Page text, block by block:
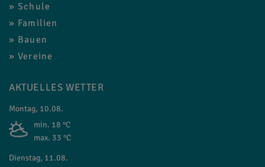
Schule
Familien
Bauen
Vereine
AKTUELLES WETTER
Montag, 10.08.
min. 18 °C
max. 33 °C
Dienstag, 11.08.